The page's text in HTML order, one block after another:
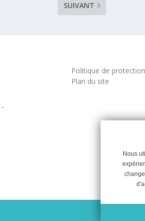
Nous
SUIVANT
-
Politique de
Plan du site